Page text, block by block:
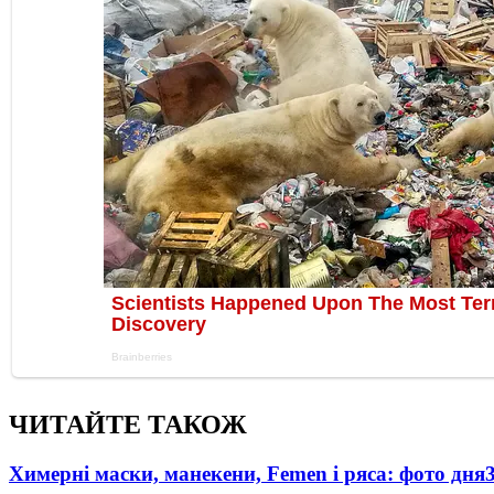
ЧИТАЙТЕ ТАКОЖ
Химерні маски, манекени, Femen і ряса: фото дня